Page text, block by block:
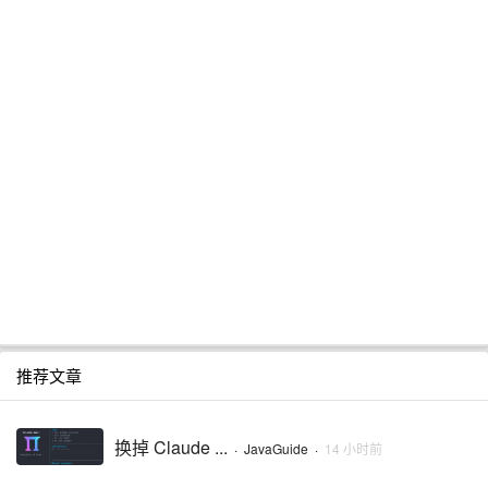
推荐文章
换掉 Claude ... · JavaGuide · 14 小时前